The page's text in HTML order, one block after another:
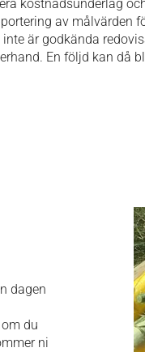
kostnadsunderlag
av målvärden
är godkända
En följd kan då
dagen
du
ni